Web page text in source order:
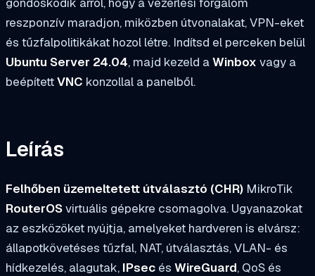
reszponzív maradjon, miközben útvonalakat, VPN-eket
és tűzfalpolitikákat hozol létre. Indítsd el perceken belül
Ubuntu Server 24.04, majd kezeld aWinbox vagy a
beépítettVNC konzollal a panelből.
Leírás
Felhőben üzemeltetett útválasztó (CHR) MikroTik
RouterOSvirtuális gépekre csomagolva. Ugyanazokat
az eszközöket nyújtja, amelyeket hardveren is elvársz:
állapotkövetéses tűzfal, NAT, útválasztás, VLAN- és
hídkezelés, alagutak, IPsec és WireGuard, QoS és